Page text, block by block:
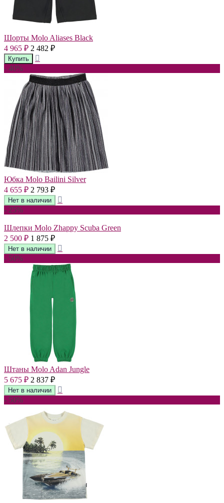
Шорты Molo Aliases Black
4 965 ₽ 2 482 ₽
- 40%
Юбка Molo Bailini Silver
4 655 ₽ 2 793 ₽
- 25%
Шлепки Molo Zhappy Scuba Green
2 500 ₽ 1 875 ₽
- 50%
Штаны Molo Adan Jungle
5 675 ₽ 2 837 ₽
- 50%